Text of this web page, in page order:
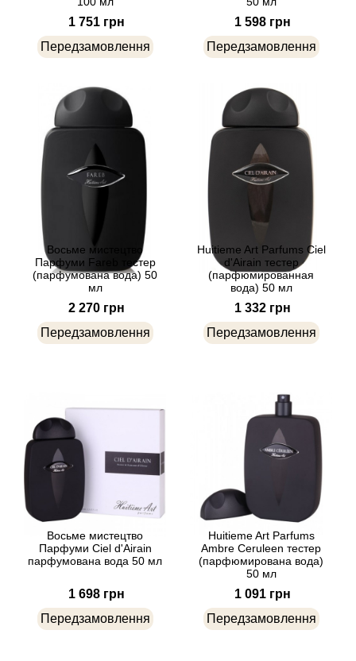
1 751 грн
Передзамовлення
1 598 грн
Передзамовлення
Восьме мистецтво
Парфуми Fareb тестер
(парфумована вода) 50
мл
2 270 грн
Передзамовлення
Huitieme Art Parfums Ciel
d'Airain тестер
(парфюмированная
вода) 50 мл
1 332 грн
Передзамовлення
Восьме мистецтво
Парфуми Ciel d'Airain
парфумована вода 50 мл
1 698 грн
Передзамовлення
Huitieme Art Parfums
Ambre Ceruleen тестер
(парфюмирована вода)
50 мл
1 091 грн
Передзамовлення
Agent Provocateur
Agonist
Aj Arabia (Widian)
Ajmal
Al Haramain
Al Jazeera
Alexander McQueen
Alexandre J
Alfred Dunhill
Alyson Oldoini
Alyssa Ashley
Amouage